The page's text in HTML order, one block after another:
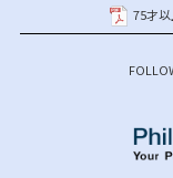
75才以